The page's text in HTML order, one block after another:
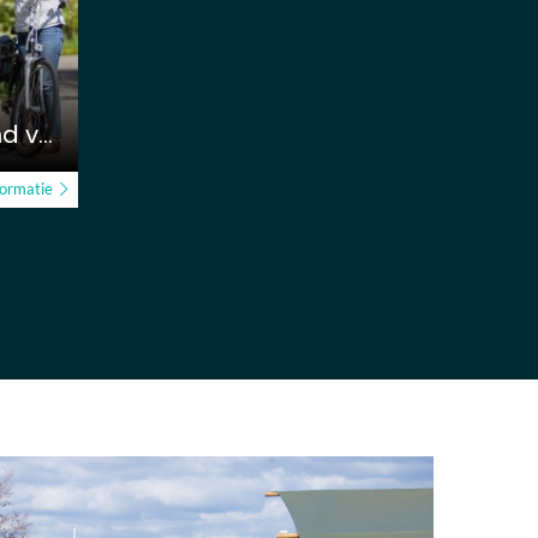
Bloesemroute – Land van Maas en Waal